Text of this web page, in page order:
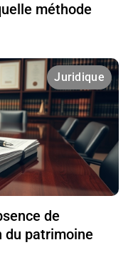
méthode
Juridique
de
patrimoine